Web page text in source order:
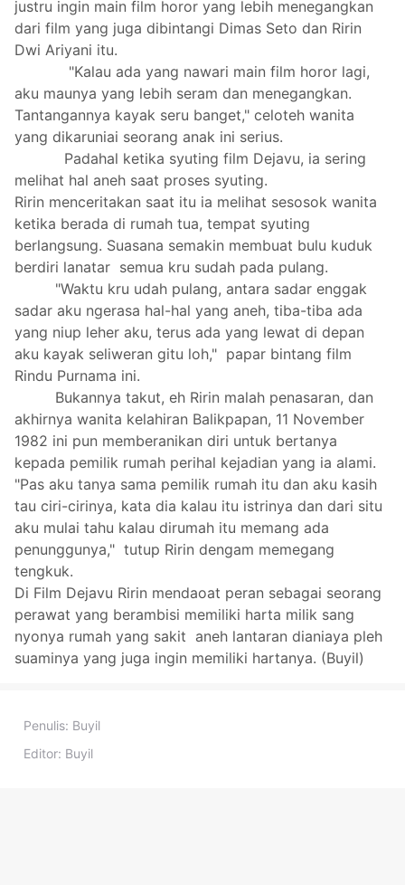
justru ingin main film horor yang lebih menegangkan
dari film yang juga dibintangi Dimas Seto dan Ririn
Dwi Ariyani itu.
"Kalau ada yang nawari main film horor lagi,
aku maunya yang lebih seram dan menegangkan.
Tantangannya kayak seru banget," celoteh wanita
yang dikaruniai seorang anak ini serius.
Padahal ketika syuting film Dejavu, ia sering
melihat hal aneh saat proses syuting.
Ririn menceritakan saat itu ia melihat sesosok wanita
ketika berada di rumah tua, tempat syuting
berlangsung. Suasana semakin membuat bulu kuduk
berdiri lanatar semua kru sudah pada pulang.
"Waktu kru udah pulang, antara sadar enggak
sadar aku ngerasa hal-hal yang aneh, tiba-tiba ada
yang niup leher aku, terus ada yang lewat di depan
aku kayak seliweran gitu loh," papar bintang film
Rindu Purnama ini.
Bukannya takut, eh Ririn malah penasaran, dan
akhirnya wanita kelahiran Balikpapan, 11 November
1982 ini pun memberanikan diri untuk bertanya
kepada pemilik rumah perihal kejadian yang ia alami.
"Pas aku tanya sama pemilik rumah itu dan aku kasih
tau ciri-cirinya, kata dia kalau itu istrinya dan dari situ
aku mulai tahu kalau dirumah itu memang ada
penunggunya," tutup Ririn dengam memegang
tengkuk.
Di Film Dejavu Ririn mendaoat peran sebagai seorang
perawat yang berambisi memiliki harta milik sang
nyonya rumah yang sakit aneh lantaran dianiaya pleh
suaminya yang juga ingin memiliki hartanya. (Buyil)
Penulis: Buyil
Editor: Buyil